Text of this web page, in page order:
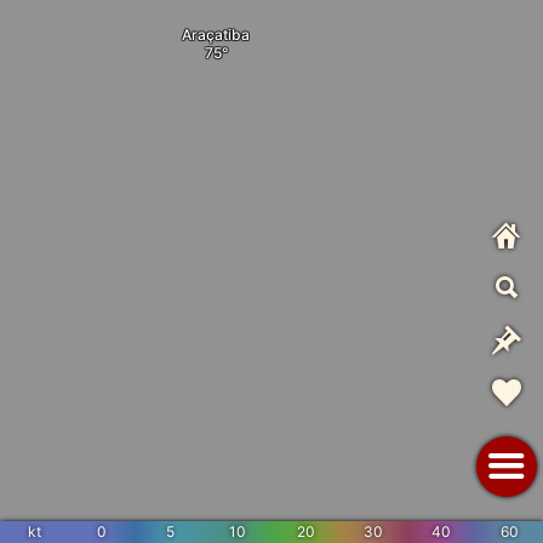
Araçatiba
kt 0 5 10 20 30 40 60